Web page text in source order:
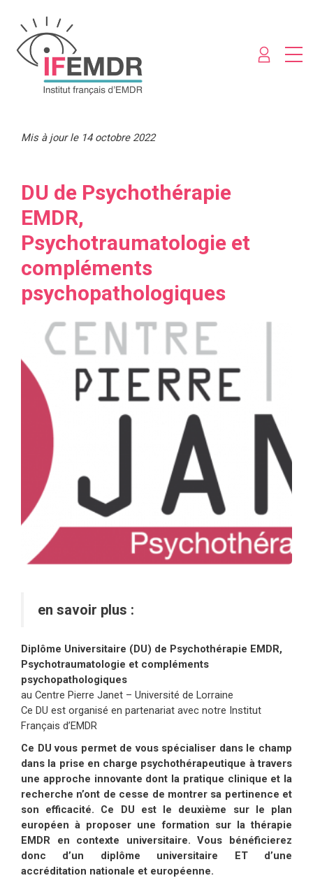
DU de Psychothérapie
EMDR,
Psychotraumatologie et
compléments
psychopathologiques
Mis à jour le 14 octobre 2022
en savoir plus :
Diplôme Universitaire (DU) de Psychothérapie EMDR,
Psychotraumatologie et compléments
psychopathologiques
au Centre Pierre Janet – Université de Lorraine
Ce DU est organisé en partenariat avec notre Institut
Français d’EMDR
Ce DU vous permet de vous spécialiser dans le champ
dans la prise en charge psychothérapeutique à travers
une approche innovante dont la pratique clinique et la
recherche n’ont de cesse de montrer sa pertinence et
son efficacité. Ce DU est le deuxième sur le plan
européen à proposer une formation sur la thérapie
EMDR en contexte universitaire. Vous bénéficierez
donc d’un diplôme universitaire ET d’une
accréditation nationale et européenne.